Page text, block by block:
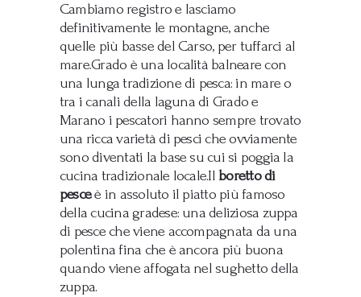
Cambiamo registro e lasciamo
definitivamente le montagne, anche
quelle più basse del Carso, per tuffarci al
mare.Grado è una località balneare con
una lunga tradizione di pesca: in mare o
tra i canali della laguna di Grado e
Marano i pescatori hanno sempre trovato
una ricca varietà di pesci che ovviamente
sono diventati la base su cui si poggia la
cucina tradizionale locale.Il boretto di
pesceè in assoluto il piatto più famoso
della cucina gradese: una deliziosa zuppa
di pesce che viene accompagnata da una
polentina fina che è ancora più buona
quando viene affogata nel sughetto della
zuppa.